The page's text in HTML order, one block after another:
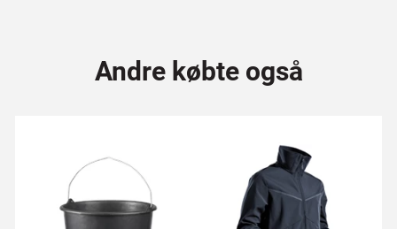
Andre købte også